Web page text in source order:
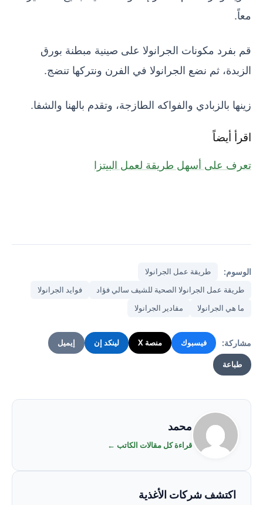
معاً.
قم بفرد مكونات الجرانولا على صينية مبطنة بورق
الزبدة، ثم نضع الجرانولا في الفرن ونتركها تنضج.
زينها بالزبادي والفواكه الطازجة، وتقدم بالهنا والشفا.
اقرأ أيضاً
تعرف على أسهل طريقة لعمل البيتزا
الوسوم:
طريقة عمل الجرانولا
طريقة عمل الجرانولا الصحية للشيف سالي فؤاد
فوايد الجرانولا
ما هي الجرانولا
مقادير الجرانولا
مشاركة: فيسبوك منصة X لينكد إن إيميل
طباعة
محمد
قراءة كل مقالات الكاتب ←
اكتشف شركات الأغذية